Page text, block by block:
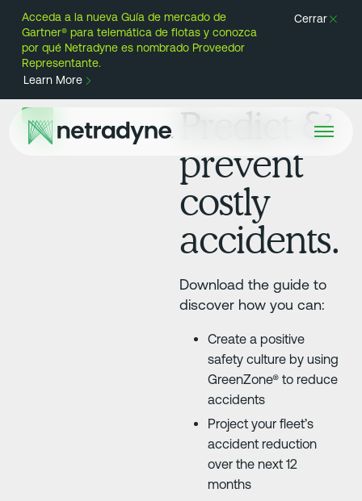
Acceda a la nueva Guía de mercado de
Gartner® para telemática de flotas y conozca
por qué Netradyne es nombrado Proveedor
Representante.
Learn More
Cerrar
Predict &
prevent
costly
accidents.
Download the guide to
discover how you can:
Create a positive
safety culture by using
GreenZone® to reduce
accidents
Project your fleet’s
accident reduction
over the next 12
months